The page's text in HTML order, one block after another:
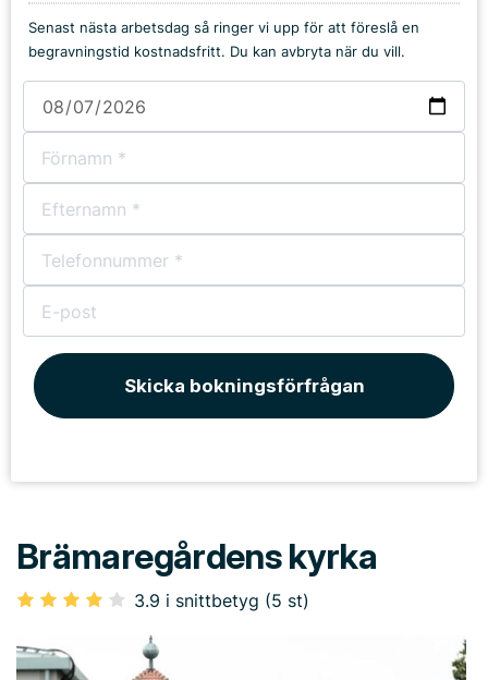
Senast nästa arbetsdag så ringer vi upp för att föreslå en
begravningstid kostnadsfritt. Du kan avbryta när du vill.
Skicka bokningsförfrågan
Brämaregårdens kyrka
3.9 i snittbetyg (5 st)